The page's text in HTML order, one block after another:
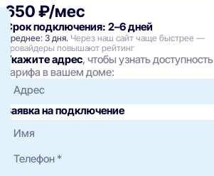
650 ₽/мес
Срок подключения: 2–6 дней
Среднее: 3 дня. Через наш сайт чаще быстрее —
провайдеры повышают рейтинг
Укажите адрес, чтобы узнать доступность
тарифа в вашем доме:
Адрес
Заявка на подключение